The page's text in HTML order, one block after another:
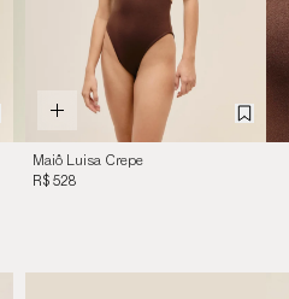
Maiô Luisa Crepe
Marrom Cohiba Marrom
R$ 528